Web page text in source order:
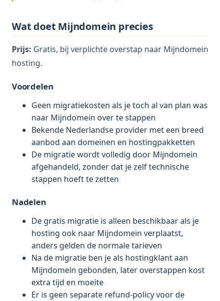
Wat doet Mijndomein precies
Prijs: Gratis, bij verplichte overstap naar Mijndomein
hosting.
Voordelen
Geen migratiekosten als je toch al van plan was
naar Mijndomein over te stappen
Bekende Nederlandse provider met een breed
aanbod aan domeinen en hostingpakketten
De migratie wordt volledig door Mijndomein
afgehandeld, zonder dat je zelf technische
stappen hoeft te zetten
Nadelen
De gratis migratie is alleen beschikbaar als je
hosting ook naar Mijndomein verplaatst,
anders gelden de normale tarieven
Na de migratie ben je als hostingklant aan
Mijndomein gebonden, later overstappen kost
extra tijd en moeite
Er is geen separate refund-policy voor de